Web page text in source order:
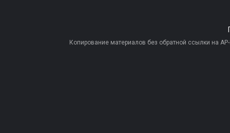
Копирование материалов без обратной ссылки на